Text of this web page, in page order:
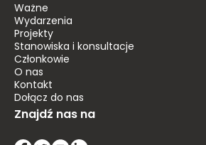
Ważne
Wydarzenia
Projekty
Stanowiska i konsultacje
Członkowie
O nas
Kontakt
Dołącz do nas
Znajdź nas na